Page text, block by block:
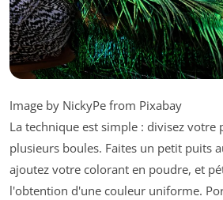
Image by NickyPe from Pixabay
La technique est simple : divisez votre
plusieurs boules. Faites un petit puits
ajoutez votre colorant en poudre, et
l'obtention d'une couleur uniforme.